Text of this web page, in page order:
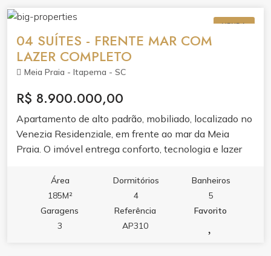
com senha e gesso no teto.O lazer de 1500m² é um
convite ao relaxamento e à convivência. Piscina
adulto com borda infinita, piscina térmica,
hidromassagem e jacuzzi se unem ao spa, sauna e
academia completa. Para receber e se divertir, salão
de festas, espaço gourmet, lounge, solarium, sala de
jogos, sala de games e brinquedoteca.Segurança,
tecnologia e serviços completam a experiência:
guarita 24h, alarme, circuito de TV, hall decorado, sala
de reunião, bicicletário e entrada privativa para
VENDA
04 SUÍTES - FRENTE MAR COM
LAZER COMPLETO
Meia Praia - Itapema - SC
R$ 8.900.000,00
Apartamento de alto padrão, mobiliado, localizado no
Venezia Residenziale, em frente ao mar da Meia
Praia. O imóvel entrega conforto, tecnologia e lazer
Área
185M²
Dormitórios
4
Banheiros
5
Garagens
3
Referência
AP310
Favorito